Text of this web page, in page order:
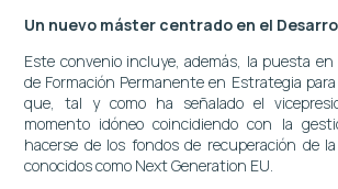
Un nuevo máster centrado en el
Este convenio incluye, además, la puesta
de Formación Permanente en Estrategia para
que, tal y como ha señalado el
momento idóneo coincidiendo con la
hacerse de los fondos de recuperación de
conocidos como Next Generation EU.